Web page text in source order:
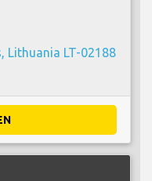
Lithuania LT-02188